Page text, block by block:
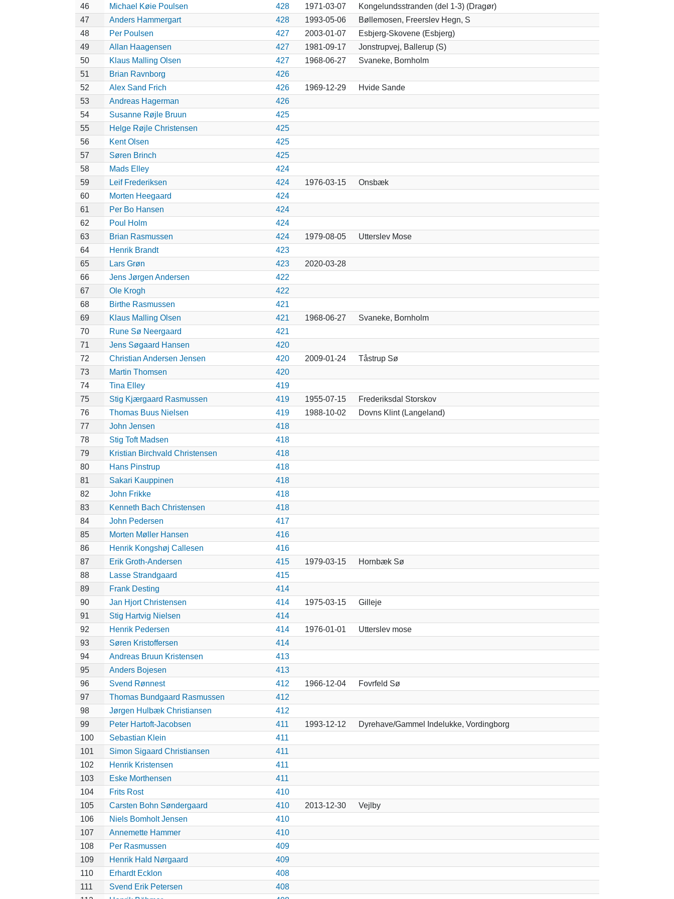
46 Michael Køie Poulsen 428 1971-03-07
Kongelundsstranden (del 1-3) (Dragør)
47
Anders Hammergart 428 1993-05-06
Bøllemosen, Freerslev Hegn, S
48
Per Poulsen 427 2003-01-07
Esbjerg-Skovene (Esbjerg)
49
Allan Haagensen 427 1981-09-17
Jonstrupvej, Ballerup (S)
50
Klaus Malling Olsen 427 1968-06-27
Svaneke, Bornholm
51
Brian Ravnborg
426
52
Alex Sand Frich 426 1969-12-29
Hvide Sande
53
Andreas Hagerman
426
54
Susanne Røjle Bruun
425
55
Helge Røjle Christensen
425
56
Kent Olsen
425
57
Søren Brinch
425
58
Mads Elley
424
59
Leif Frederiksen 424 1976-03-15
Onsbæk
60
Morten Heegaard
424
61
Per Bo Hansen
424
62
Poul Holm
424
63
Brian Rasmussen 424 1979-08-05
Utterslev Mose
64
Henrik Brandt
423
65
Lars Grøn 423
2020-03-28
66
Jens Jørgen Andersen
422
67
Ole Krogh
422
68
Birthe Rasmussen
421
69
Klaus Malling Olsen 421 1968-06-27
Svaneke, Bornholm
70
Rune Sø Neergaard
421
71
Jens Søgaard Hansen
420
72
Christian Andersen Jensen 420 2009-01-24
Tåstrup Sø
73
Martin Thomsen
420
74
Tina Elley
419
75
Stig Kjærgaard Rasmussen 419 1955-07-15
Frederiksdal Storskov
76
Thomas Buus Nielsen 419 1988-10-02
Dovns Klint (Langeland)
77
John Jensen
418
78
Stig Toft Madsen
418
79
Kristian Birchvald Christensen
418
80
Hans Pinstrup
418
81
Sakari Kauppinen
418
82
John Frikke
418
83
Kenneth Bach Christensen
418
84
John Pedersen
417
85
Morten Møller Hansen
416
86
Henrik Kongshøj Callesen
416
87
Erik Groth-Andersen 415 1979-03-15
Hornbæk Sø
88
Lasse Strandgaard
415
89
Frank Desting
414
90
Jan Hjort Christensen 414 1975-03-15
Gilleje
91
Stig Hartvig Nielsen
414
92
Henrik Pedersen 414 1976-01-01
Utterslev mose
93
Søren Kristoffersen
414
94
Andreas Bruun Kristensen
413
95
Anders Bojesen
413
96
Svend Rønnest 412 1966-12-04
Fovrfeld Sø
97
Thomas Bundgaard Rasmussen
412
98
Jørgen Hulbæk Christiansen
412
99
Peter Hartoft-Jacobsen 411 1993-12-12
Dyrehave/Gammel Indelukke, Vordingborg
100
Sebastian Klein
411
101
Simon Sigaard Christiansen
411
102
Henrik Kristensen
411
103
Eske Morthensen
411
104
Frits Rost
410
105
Carsten Bohn Søndergaard 410 2013-12-30
Vejlby
106
Niels Bomholt Jensen
410
107
Annemette Hammer
410
108
Per Rasmussen
409
109
Henrik Hald Nørgaard
409
110
Erhardt Ecklon
408
111
Svend Erik Petersen
408